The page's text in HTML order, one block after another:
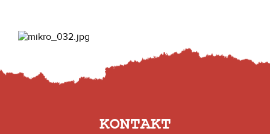
KONTAKT